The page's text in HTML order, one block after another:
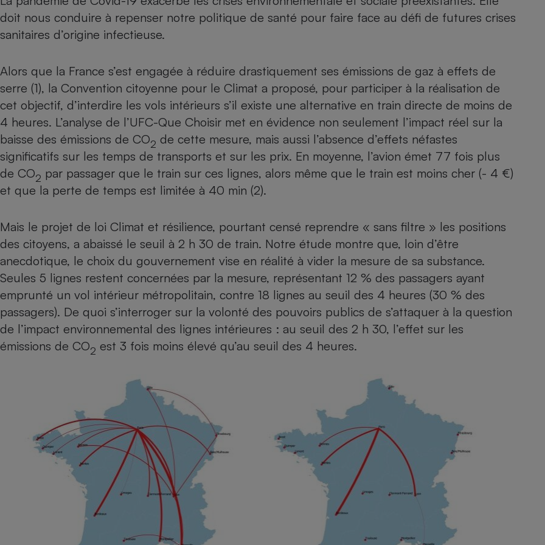
doit nous conduire à repenser notre politique de santé pour faire face au défi de futures crises
sanitaires d’origine infectieuse.
Alors que la France s’est engagée à réduire drastiquement ses émissions de gaz à effets de
serre (1), la Convention citoyenne pour le Climat a proposé, pour participer à la réalisation de
cet objectif, d’interdire les vols intérieurs s’il existe une alternative en train directe de moins de
4 heures. L’analyse de l’UFC-Que Choisir met en évidence non seulement l’impact réel sur la
baisse des émissions de CO2 de cette mesure, mais aussi l’absence d’effets néfastes
significatifs sur les temps de transports et sur les prix. En moyenne, l’avion émet 77 fois plus
de CO2 par passager que le train sur ces lignes, alors même que le train est moins cher (- 4 €)
et que la perte de temps est limitée à 40 min (2).
Mais le projet de loi Climat et résilience, pourtant censé reprendre « sans filtre » les positions
des citoyens, a abaissé le seuil à 2 h 30 de train. Notre étude montre que, loin d’être
anecdotique, le choix du gouvernement vise en réalité à vider la mesure de sa substance.
Seules 5 lignes restent concernées par la mesure, représentant 12 % des passagers ayant
emprunté un vol intérieur métropolitain, contre 18 lignes au seuil des 4 heures (30 % des
passagers). De quoi s’interroger sur la volonté des pouvoirs publics de s’attaquer à la question
de l’impact environnemental des lignes intérieures : au seuil des 2 h 30, l’effet sur les
émissions de CO2 est 3 fois moins élevé qu’au seuil des 4 heures.
Complément
alimentaire
Foie gras
Champagne - Comment choisir une
bouteille de champagne
Assurance emprunteur Assurance vie
Banque en ligne
Plaque de cuisson à
induction
Four encastrable
Climatiseur -
Ventilateur
Aspirateur
Internet
Téléviseur
Téléphone mobile -
Smartphone
Appareil photo
numérique
Antivirus
Matelas Poêle à granulés
Radiateur électrique Électricité - Gaz
Ventilateur
Lessive
Mutuelle Aide auditive